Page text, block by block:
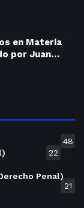
en Materia
por Juan…
48
22
Penal)
21